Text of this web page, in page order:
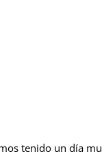
tenido un día